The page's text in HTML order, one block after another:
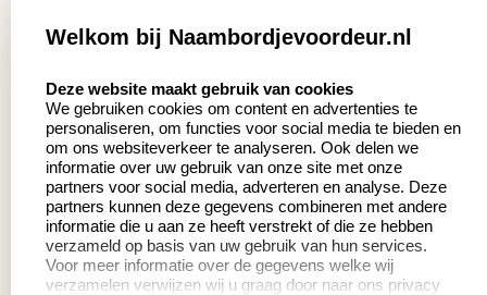
639 beoordelingen
Zakelijk:
Aanvraag op maat
Cadeaubonnen
Klantenservice:
Contact
Veelgestelde vragen
Retourneren
Welkom bij Naambordjevoordeur.nl
Deze website maakt gebruik van cookies
We gebruiken cookies om content en advertenties te
personaliseren, om functies voor social media te bieden en
om ons websiteverkeer te analyseren. Ook delen we
informatie over uw gebruik van onze site met onze
partners voor social media, adverteren en analyse. Deze
partners kunnen deze gegevens combineren met andere
informatie die u aan ze heeft verstrekt of die ze hebben
verzameld op basis van uw gebruik van hun services.
Voor meer informatie over de gegevens welke wij
verzamelen verwijzen wij u graag door naar ons privacy